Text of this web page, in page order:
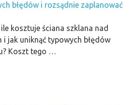
błędów i rozsądnie zaplanować
kosztuje ściana szklana nad
i jak uniknąć typowych błędów
Koszt tego …